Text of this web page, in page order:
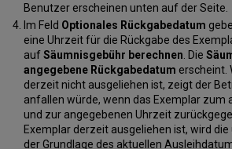
Benutzer erscheinen unten auf der Seite.
Im Feld Optionales Rückgabedatum
eine Uhrzeit für die Rückgabe des
aufSäumnisgebühr berechnen. Die
angegebene Rückgabedatum erscheint.
derzeit nicht ausgeliehen ist, zeigt der
anfallen würde, wenn das Exemplar zum
und zur angegebenen Uhrzeit
Exemplar derzeit ausgeliehen ist, wird
der Grundlage des aktuellen